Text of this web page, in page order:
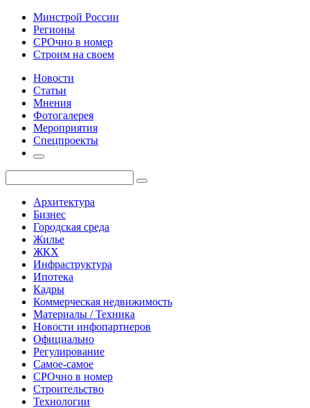
Минстрой России
Регионы
СРОчно в номер
Строим на своем
Новости
Статьи
Мнения
Фотогалерея
Мероприятия
Спецпроекты
Архитектура
Бизнес
Городская среда
Жилье
ЖКХ
Инфраструктура
Ипотека
Кадры
Коммерческая недвижимость
Материалы / Техника
Новости инфопартнеров
Официально
Регулирование
Самое-самое
СРОчно в номер
Строительство
Технологии